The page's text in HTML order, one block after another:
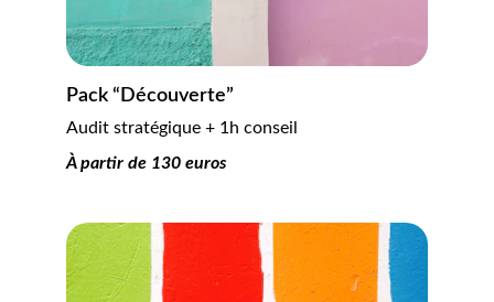
Pack “Découverte”
Audit stratégique + 1h conseil
À partir de 130 euros